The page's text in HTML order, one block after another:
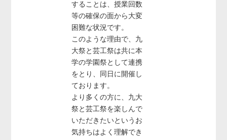
することは、授業回数
等の確保の面から大変
困難な状況です。
このような理由で、九
大祭と芸工祭は共に本
学の学園祭として連携
をとり、同日に開催し
ております。
より多くの方に、九大
祭と芸工祭を楽しんで
いただきたいというお
気持ちはよく理解でき